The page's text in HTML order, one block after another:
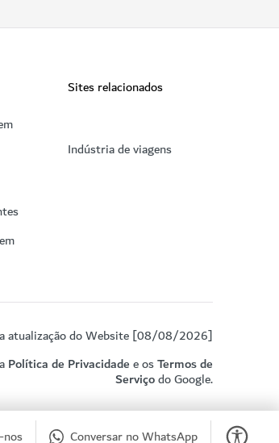
Conversar no WhatsApp
Sites relacionados
Indústria de viagens
atualização do Website [08/08/2026]
Política de Privacidadee osTermos de
Serviçodo Google.